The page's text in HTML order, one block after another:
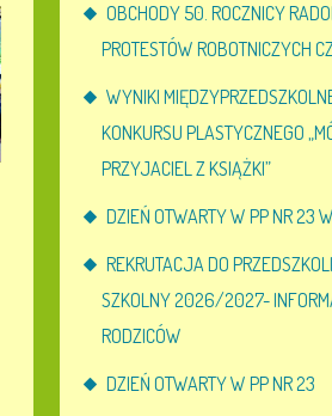
OBCHODY 50. ROCZNICY
PROTESTÓW ROBOTNICZYCH
WYNIKI
KONKURSU PLASTYCZNEGO
PRZYJACIEL Z KSIĄŻKI”
DZIEŃ OTWARTY W PP NR 23
REKRUTACJA DO
SZKOLNY 2026/2027-
RODZICÓW
DZIEŃ OTWARTY W PP NR 23